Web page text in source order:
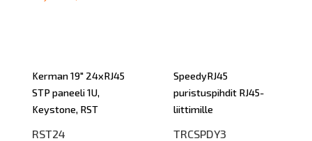
Kerman 19" 24xRJ45
STP paneeli 1U,
Keystone, RST
RST24
SpeedyRJ45
puristuspihdit RJ45-
liittimille
TRCSPDY3